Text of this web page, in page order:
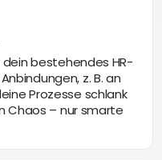
bestehendes HR-
z. B. an
Prozesse schlank
Chaos – nur smarte